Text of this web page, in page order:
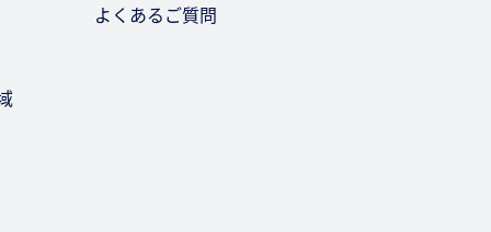
よくあるご質問